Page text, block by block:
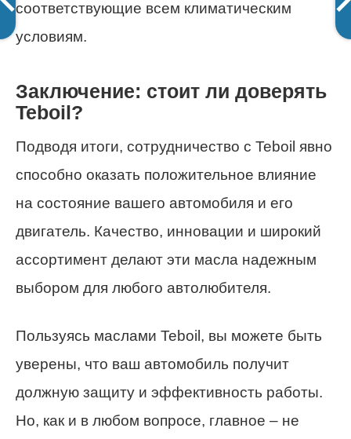
соответствующие всем климатическим
условиям.
Заключение: стоит ли доверять
Teboil?
Подводя итоги, сотрудничество с Teboil явно
способно оказать положительное влияние
на состояние вашего автомобиля и его
двигатель. Качество, инновации и широкий
ассортимент делают эти масла надежным
выбором для любого автолюбителя.
Пользуясь маслами Teboil, вы можете быть
уверены, что ваш автомобиль получит
должную защиту и эффективность работы.
Но, как и в любом вопросе, главное – не